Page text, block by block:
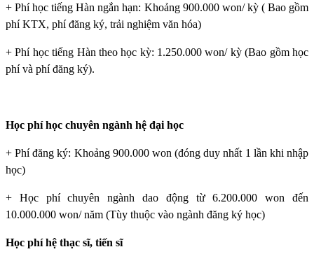
+ Phí học tiếng Hàn ngắn hạn: Khoảng 900.000 won/ kỳ ( Bao gồm
phí KTX, phí đăng ký, trải nghiệm văn hóa)
+ Phí học tiếng Hàn theo học kỳ: 1.250.000 won/ kỳ (Bao gồm học
phí và phí đăng ký).
Học phí học chuyên ngành hệ đại học
+ Phí đăng ký: Khoảng 900.000 won (đóng duy nhất 1 lần khi nhập
học)
+ Học phí chuyên ngành dao động từ 6.200.000 won đến
10.000.000 won/ năm (Tùy thuộc vào ngành đăng ký học)
Học phí hệ thạc sĩ, tiến sĩ